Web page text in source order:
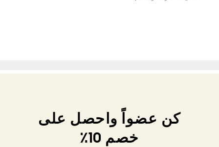
كن عضواً واحصل على
خصم 10٪